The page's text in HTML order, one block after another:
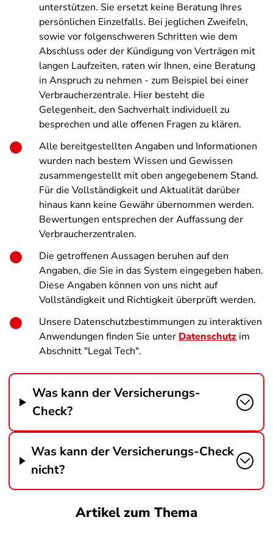
unterstützen. Sie ersetzt keine Beratung Ihres
persönlichen Einzelfalls. Bei jeglichen Zweifeln,
sowie vor folgenschweren Schritten wie dem
Abschluss oder der Kündigung von Verträgen mit
langen Laufzeiten, raten wir Ihnen, eine Beratung
in Anspruch zu nehmen - zum Beispiel bei einer
Verbraucherzentrale. Hier besteht die
Gelegenheit, den Sachverhalt individuell zu
besprechen und alle offenen Fragen zu klären.
Alle bereitgestellten Angaben und Informationen
wurden nach bestem Wissen und Gewissen
zusammengestellt mit oben angegebenem Stand.
Für die Vollständigkeit und Aktualität darüber
hinaus kann keine Gewähr übernommen werden.
Bewertungen entsprechen der Auffassung der
Verbraucherzentralen.
Die getroffenen Aussagen beruhen auf den
Angaben, die Sie in das System eingegeben haben.
Diese Angaben können von uns nicht auf
Vollständigkeit und Richtigkeit überprüft werden.
Unsere Datenschutzbestimmungen zu interaktiven
Anwendungen finden Sie unter Datenschutz im
Abschnitt "Legal Tech".
Was kann der Versicherungs-
Check?
Was kann der Versicherungs-Check
nicht?
Artikel zum Thema